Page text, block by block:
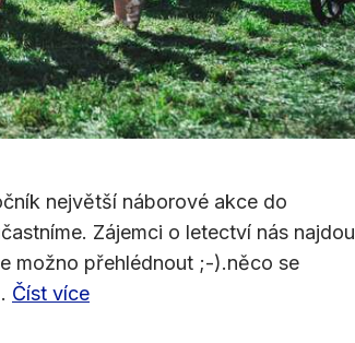
největší náborové akce do
Zájemci o letectví nás najdou
možno přehlédnout ;-).něco se
Číst více